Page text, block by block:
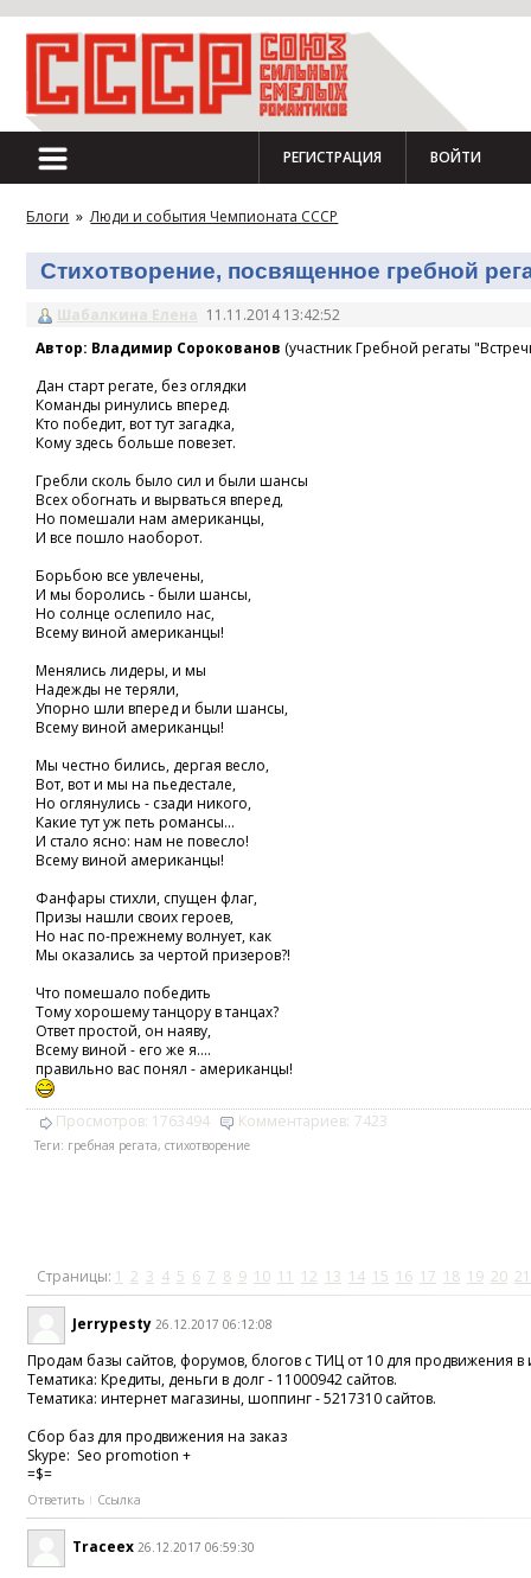
РЕГИСТРАЦИЯ ВОЙТИ
Блоги » Люди и события Чемпионата СССР
Стихотворение, посвященное гребной
Шабалкина Елена 11.11.2014 13:42:52
Автор: Владимир Сорокованов (участник Гребной регаты
Дан старт регате, без оглядки
Команды ринулись вперед.
Кто победит, вот тут загадка,
Кому здесь больше повезет.
Гребли сколь было сил и были шансы
Всех обогнать и вырваться вперед,
Но помешали нам американцы,
И все пошло наоборот.
Борьбою все увлечены,
И мы боролись - были шансы,
Но солнце ослепило нас,
Всему виной американцы!
Менялись лидеры, и мы
Надежды не теряли,
Упорно шли вперед и были шансы,
Всему виной американцы!
Мы честно бились, дергая весло,
Вот, вот и мы на пьедестале,
Но оглянулись - сзади никого,
Какие тут уж петь романсы...
И стало ясно: нам не повесло!
Всему виной американцы!
Фанфары стихли, спущен флаг,
Призы нашли своих героев,
Но нас по-прежнему волнует, как
Мы оказались за чертой призеров?!
Что помешало победить
Тому хорошему танцору в танцах?
Ответ простой, он наяву,
Всему виной - его же я....
правильно вас понял - американцы!
Просмотров: 1763494 Комментариев: 7423
Теги: гребная регата, стихотворение
Страницы: 1 2 3 4 5 6 7 8 9 10 11 12 13 14 15 16 17 18 19 20 21
Jerrypesty 26.12.2017 06:12:08
Продам базы сайтов, форумов, блогов с ТИЦ от 10 для продвижения в
Тематика: Кредиты, деньги в долг - 11000942 сайтов.
Тематика: интернет магазины, шоппинг - 5217310 сайтов.
Сбор баз для продвижения на заказ
Skype: Seo promotion +
=$=
Ответить Ссылка
Traceex 26.12.2017 06:59:30